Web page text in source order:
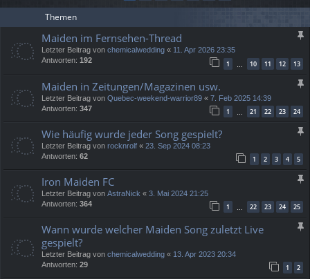
Themen
Maiden im Fernsehen-Thread
Letzter Beitrag von chemicalwedding « 11. Apr 2026 23:35
Antworten: 192 1 10 11 12 13
Maiden in Zeitungen/Magazinen usw.
Letzter Beitrag von Quebec-weekend-warrior89 « 7. Feb 2025 14:39
Antworten: 347 1 21 22 23 24
Wie häufig wurde jeder Song gespielt?
Letzter Beitrag von rocknrolf « 23. Sep 2024 08:23
Antworten: 62 1 2 3 4 5
Iron Maiden FC
Letzter Beitrag von AstraNick « 3. Mai 2024 21:25
Antworten: 364 1 22 23 24 25
Wann wurde welcher Maiden Song zuletzt Live
gespielt?
Letzter Beitrag von chemicalwedding « 13. Apr 2023 20:34
Antworten: 29 1 2